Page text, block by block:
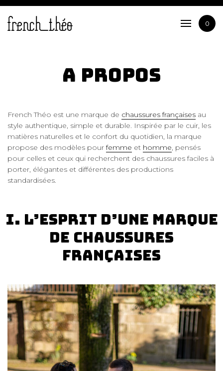
0
Femme
Homme
A propos
French Théo est une marque de chaussures françaises au
style authentique, simple et durable. Inspirée par le cuir, les
matières naturelles et le confort du quotidien, la marque
propose des modèles pourfemme et homme, pensés
pour celles et ceux qui recherchent des chaussures faciles à
porter, élégantes et différentes des productions
standardisées.
I. L’esprit d’une marque
de chaussures
françaises